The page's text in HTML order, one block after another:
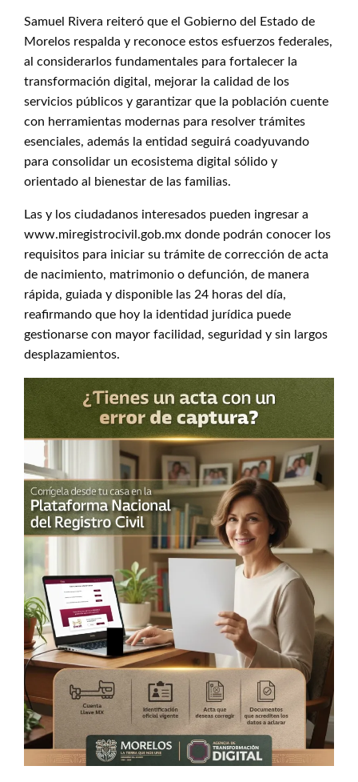
Samuel Rivera reiteró que el Gobierno del Estado de
Morelos respalda y reconoce estos esfuerzos federales,
al considerarlos fundamentales para fortalecer la
transformación digital, mejorar la calidad de los
servicios públicos y garantizar que la población cuente
con herramientas modernas para resolver trámites
esenciales, además la entidad seguirá coadyuvando
para consolidar un ecosistema digital sólido y
orientado al bienestar de las familias.
Las y los ciudadanos interesados pueden ingresar a
www.miregistrocivil.gob.mx donde podrán conocer los
requisitos para iniciar su trámite de corrección de acta
de nacimiento, matrimonio o defunción, de manera
rápida, guiada y disponible las 24 horas del día,
reafirmando que hoy la identidad jurídica puede
gestionarse con mayor facilidad, seguridad y sin largos
desplazamientos.